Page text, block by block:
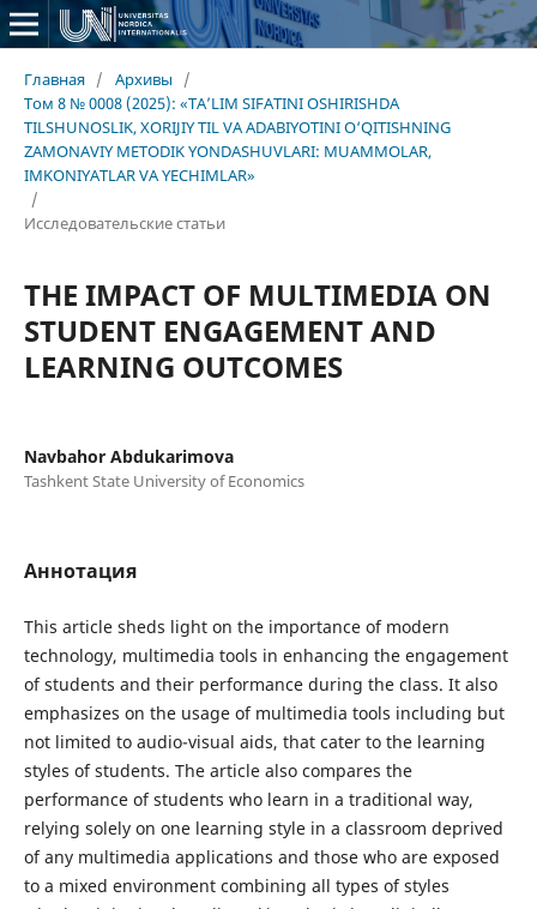
Главная / Архивы
/
Том 8 № 0008 (2025): «TA’LIM SIFATINI OSHIRISHDA
TILSHUNOSLIK, XORIJIY TIL VA ADABIYOTINI O‘QITISHNING
ZAMONAVIY METODIK YONDASHUVLARI: MUAMMOLAR,
IMKONIYATLAR VA YECHIMLAR»
/
Исследовательские статьи
THE IMPACT OF MULTIMEDIA ON
STUDENT ENGAGEMENT AND
LEARNING OUTCOMES
Navbahor Abdukarimova
Tashkent State University of Economics
Аннотация
This article sheds light on the importance of modern
technology, multimedia tools in enhancing the engagement
of students and their performance during the class. It also
emphasizes on the usage of multimedia tools including but
not limited to audio-visual aids, that cater to the learning
styles of students. The article also compares the
performance of students who learn in a traditional way,
relying solely on one learning style in a classroom deprived
of any multimedia applications and those who are exposed
to a mixed environment combining all types of styles